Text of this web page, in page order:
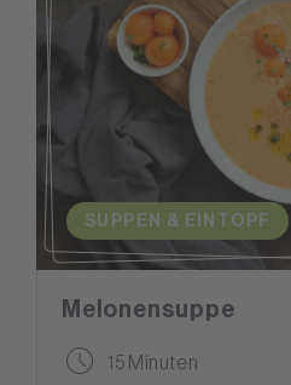
SUPPEN & EINTOPF
Melonensuppe
15 Minuten